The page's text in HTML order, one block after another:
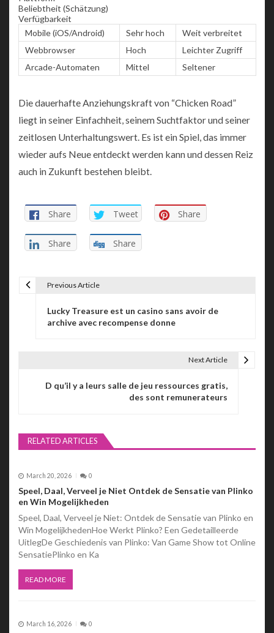
Beliebtheit (Schätzung)
Verfügbarkeit
Mobile (iOS/Android)
Sehr hoch
Weit verbreitet
Webbrowser
Hoch
Leichter Zugriff
Arcade-Automaten
Mittel Seltener
Die dauerhafte Anziehungskraft von “Chicken Road”
liegt in seiner Einfachheit, seinem Suchtfaktor und seiner
zeitlosen Unterhaltungswert. Es ist ein Spiel, das immer
wieder aufs Neue entdeckt werden kann und dessen Reiz
auch in Zukunft bestehen bleibt.
Share Tweet Share
Share Share
i
g
a
t
i
o
n
Previous Article
Lucky Treasure est un casino sans avoir de
archive avec recompense donne
Next Article
D qu’il y a leurs salle de jeu ressources gratis,
des sont remunerateurs
RELATED ARTICLES
March 20, 2026 0
Speel, Daal, Verveel je Niet Ontdek de Sensatie van Plinko
en Win Mogelijkheden
Speel, Daal, Verveel je Niet: Ontdek de Sensatie van Plinko en
Win MogelijkhedenHoe Werkt Plinko? Een Gedetailleerde
UitlegDe Geschiedenis van Plinko: Van Game Show tot Online
SensatiePlinko en Ka
READ MORE
March 16, 2026 0